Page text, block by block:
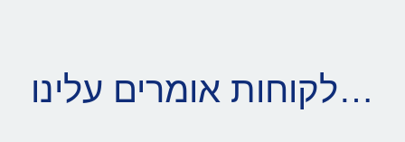
לקוחות אומרים עלינו…